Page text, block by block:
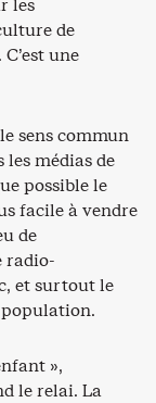
les
de
une
sens commun
médias de
possible le
facile à vendre
de
radio-
et surtout le
population.
»,
le relai. La